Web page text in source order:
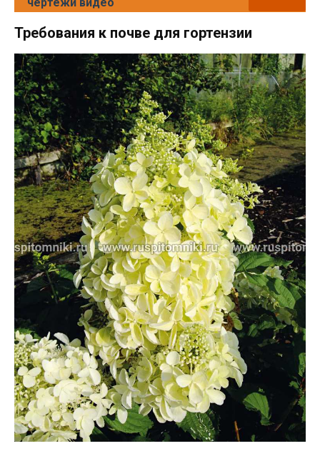
чертежи видео
Требования к почве для гортензии